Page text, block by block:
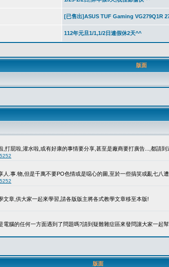
版面
,打屁啦,灌水啦,或有好康的事情要分享,甚至是廠商要打廣告...,都請到
5252
人.事.物,但是千萬不要PO色情或是噁心的圖,至於一些搞笑或亂七八
5252
文章,供大家一起來學習,請各版版主將各式教學文章移至本版!
電腦的任何一方面遇到了問題嗎?請到疑難雜症區來發問讓大家一起
版面